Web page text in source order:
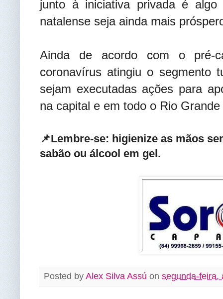
junto à iniciativa privada é
natalense seja ainda mais
Ainda de acordo com o pré-
coronavírus atingiu o segmento
sejam executadas ações para
na capital e em todo o Rio
📌Lembre-se: higienize as mãos
sabão ou álcool em gel.
Posted by Alex Silva Assú on segunda-feira,